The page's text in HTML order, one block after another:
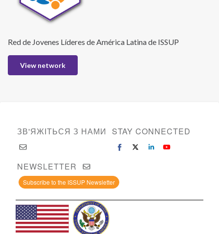
Red de Jovenes Líderes de América Latina de ISSUP
View network
ЗВ'ЯЖІТЬСЯ З НАМИ STAY CONNECTED
NEWSLETTER
Subscribe to the ISSUP Newsletter